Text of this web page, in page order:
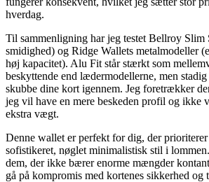
hverdag.
Til sammenligning har jeg testet Bellroy Slim
smidighed) og Ridge Wallets metalmodeller
høj kapacitet). Alu Fit står stærkt som
beskyttende end lædermodellerne, men
skubbe dine kort igennem. Jeg foretrækker
jeg vil have en mere beskeden profil og ikke
ekstra vægt.
Denne wallet er perfekt for dig, der
sofistikeret, nøglet minimalistisk stil i
dem, der ikke bærer enorme mængder
gå på kompromis med kortenes sikkerhed